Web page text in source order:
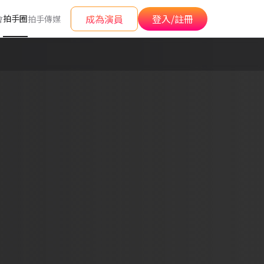
拍手圈拍手傳媒 成為演員 登入/註冊